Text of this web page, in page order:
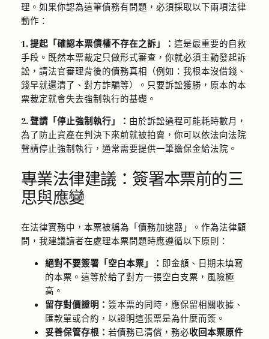
理。如果你認為這筆債務有問題，必須採取以下兩項法律
動作：
1. 提起「確認本票債權不存在之訴」： 這是最重要的自救
手段。既然本票裁定只做形式審查，你就必須主動發起訴
訟，請法官審理背後的債務真相（例如：我根本沒借錢、
錢早就還清了、對方詐騙等）。只要訴訟獲勝，原本的本
票裁定就會失去強制執行的基礎。
2. 聲請「停止強制執行」： 由於訴訟過程可能耗時數月，
為了防止資產在判決下來前就被拍賣，你可以依法向法院
聲請停止強制執行，通常需要提供一筆擔保金給法院。
專業法律建議：簽署本票前的三
思與應變
在法律實務中，本票被稱為「債務加速器」。作為法律顧
問，我建議讀者在處理本票問題時應遵循以下原則：
絕對不要簽署「空白本票」： 即金額、日期未填寫
的本票。這等於給了對方一張空白支票，風險極
高。
留存對價證明： 簽本票的同時，應保留相關收據、
匯款單或合約，以證明這張票是為什麼而簽。
妥善保管存根： 若債務已清償，務必收回本票原件